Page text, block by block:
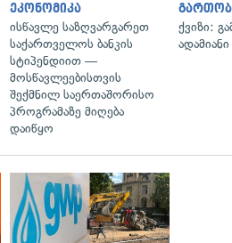
ეკონომიკა
ისწავლე საზღვარგარეთ
საქართველოს ბანკის
სტიპენდიით —
მოსწავლეებისთვის
შექმნილ საერთაშორისო
პროგრამაზე მიღება
დაიწყო
ქვიზი: